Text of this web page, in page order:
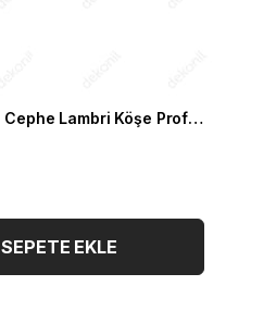
Antrasit Dış Cephe Lambri Köşe Profili 4*6 cm
SEPETE EKLE